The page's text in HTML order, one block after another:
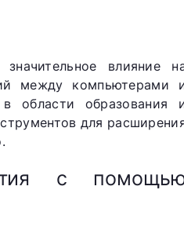
влияние
между компьютерами
области образования
для
с